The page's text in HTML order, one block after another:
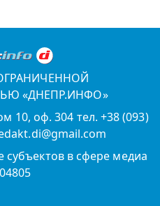
«ДНЕПР.ИНФО»
10, оф. 304 тел. +38 (093)
субъектов в сфере медиа